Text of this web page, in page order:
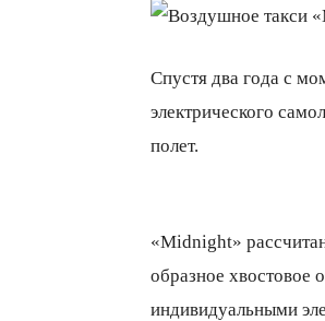
Спустя два года с
электрического
полет.
«Midnight»
образное хвостовое
индивидуальными